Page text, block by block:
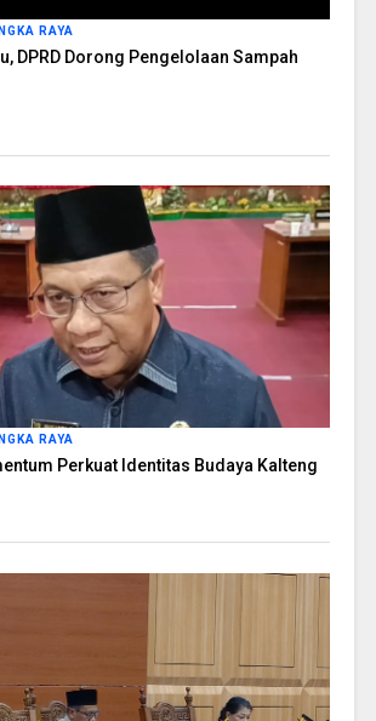
RAYA
DPRD Dorong Pengelolaan Sampah
RAYA
Perkuat Identitas Budaya Kalteng